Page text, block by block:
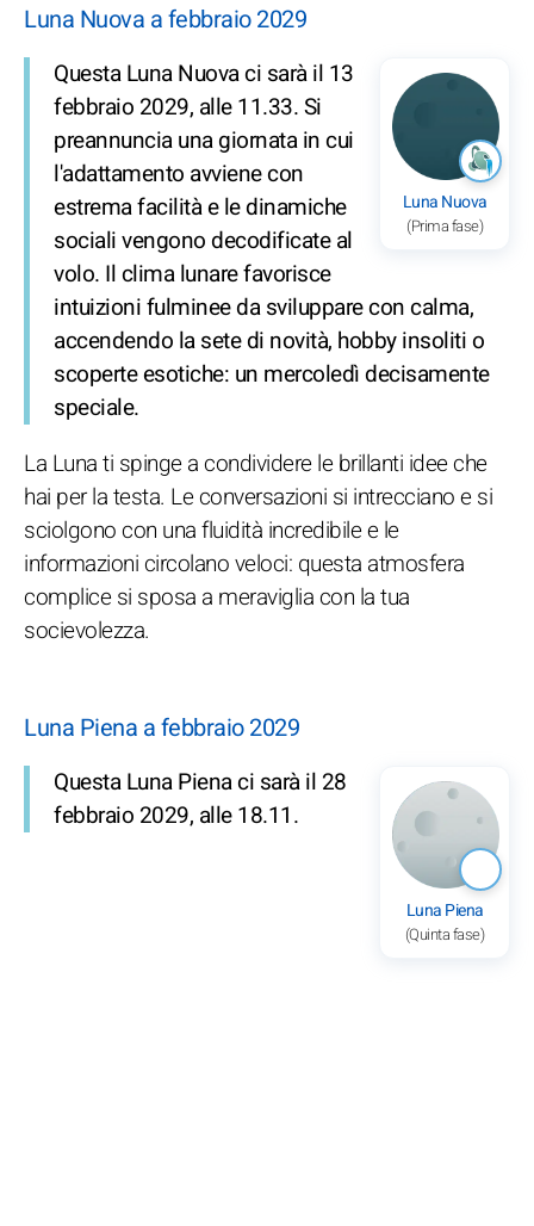
Luna Nuova a febbraio 2029
Luna Nuova
(Prima fase)
Questa Luna Nuova ci sarà il 13
febbraio 2029, alle 11.33. Si
preannuncia una giornata in cui
l'adattamento avviene con
estrema facilità e le dinamiche
sociali vengono decodificate al
volo. Il clima lunare favorisce
intuizioni fulminee da sviluppare con calma,
accendendo la sete di novità, hobby insoliti o
scoperte esotiche: un mercoledì decisamente
speciale.
La Luna ti spinge a condividere le brillanti idee che
hai per la testa. Le conversazioni si intrecciano e si
sciolgono con una fluidità incredibile e le
informazioni circolano veloci: questa atmosfera
complice si sposa a meraviglia con la tua
socievolezza.
Luna Piena a febbraio 2029
Luna Piena
(Quinta fase)
Questa Luna Piena ci sarà il 28
febbraio 2029, alle 18.11.